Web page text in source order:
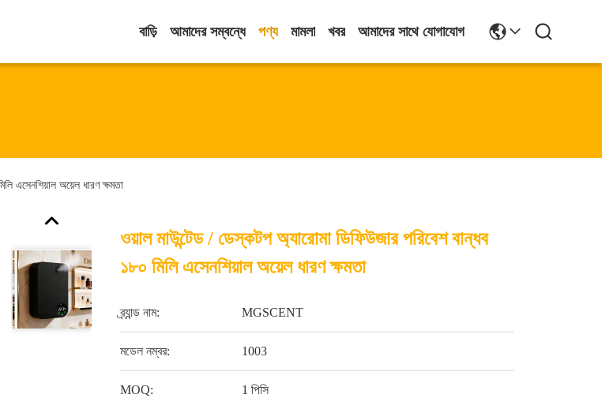
বাড়ি আমাদের সম্বন্ধে পণ্য মামলা খবর আমাদের সাথে যোগাযোগ
এসেনশিয়াল অয়েল ধারণ ক্ষমতা
ওয়াল মাউন্টেড / ডেস্কটপ অ্যারোমা ডিফিউজার পরিবেশ বান্ধব
১৮০ মিলি এসেনশিয়াল অয়েল ধারণ ক্ষমতা
ব্র্যান্ড নাম: MGSCENT
মডেল নম্বর: 1003
MOQ: 1 পিসি